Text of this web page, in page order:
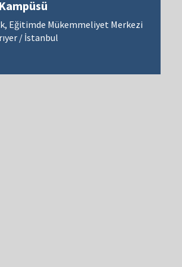
Eğitimde Mükemmeliyet Merkezi
/ İstanbul